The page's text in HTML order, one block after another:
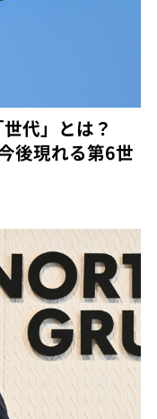
代」とは？
後現れる第6世